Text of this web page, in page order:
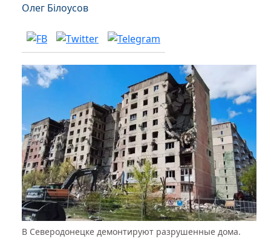
Олег Білоусов
В Северодонецке демонтируют разрушенные дома.